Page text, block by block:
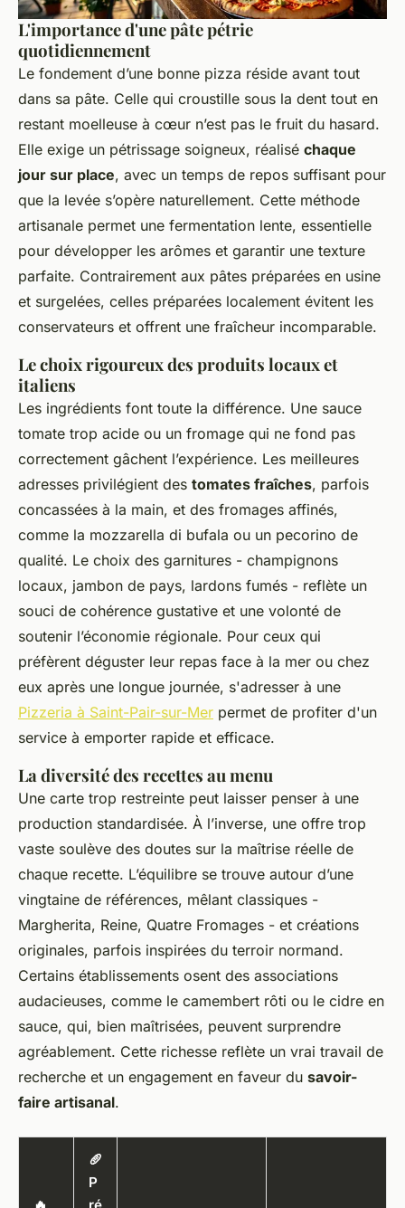
L'importance d'une pâte pétrie
quotidiennement
Le fondement d’une bonne pizza réside avant tout
dans sa pâte. Celle qui croustille sous la dent tout en
restant moelleuse à cœur n’est pas le fruit du hasard.
Elle exige un pétrissage soigneux, réalisé chaque
jour sur place, avec un temps de repos suffisant pour
que la levée s’opère naturellement. Cette méthode
artisanale permet une fermentation lente, essentielle
pour développer les arômes et garantir une texture
parfaite. Contrairement aux pâtes préparées en usine
et surgelées, celles préparées localement évitent les
conservateurs et offrent une fraîcheur incomparable.
Le choix rigoureux des produits locaux et
italiens
Les ingrédients font toute la différence. Une sauce
tomate trop acide ou un fromage qui ne fond pas
correctement gâchent l’expérience. Les meilleures
adresses privilégient des tomates fraîches, parfois
concassées à la main, et des fromages affinés,
comme la mozzarella di bufala ou un pecorino de
qualité. Le choix des garnitures - champignons
locaux, jambon de pays, lardons fumés - reflète un
souci de cohérence gustative et une volonté de
soutenir l’économie régionale. Pour ceux qui
préfèrent déguster leur repas face à la mer ou chez
eux après une longue journée, s'adresser à une
Pizzeria à Saint-Pair-sur-Mer permet de profiter d'un
service à emporter rapide et efficace.
La diversité des recettes au menu
Une carte trop restreinte peut laisser penser à une
production standardisée. À l’inverse, une offre trop
vaste soulève des doutes sur la maîtrise réelle de
chaque recette. L’équilibre se trouve autour d’une
vingtaine de références, mêlant classiques -
Margherita, Reine, Quatre Fromages - et créations
originales, parfois inspirées du terroir normand.
Certains établissements osent des associations
audacieuses, comme le camembert rôti ou le cidre en
sauce, qui, bien maîtrisées, peuvent surprendre
agréablement. Cette richesse reflète un vrai travail de
recherche et un engagement en faveur du savoir-
faire artisanal.
🥖
P